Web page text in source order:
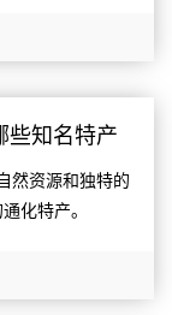
些知名特产
然资源和独特的
化特产。